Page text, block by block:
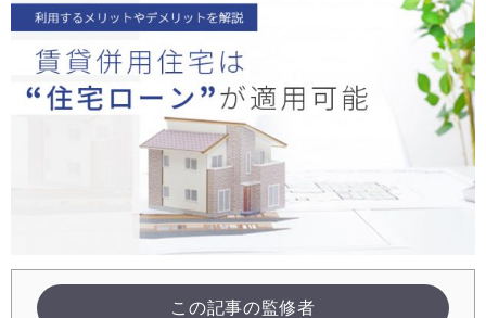
この記事の監修者